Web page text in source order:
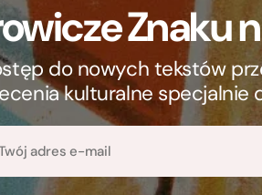
Znaku
do nowych tekstów
kulturalne specjalnie